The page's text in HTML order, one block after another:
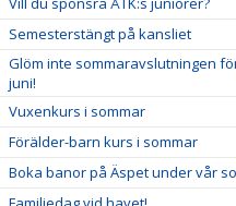
Semesterstängt på kansliet
Glöm inte sommaravslutningen
juni!
Vuxenkurs i sommar
Förälder-barn kurs i sommar
Boka banor på Äspet under vår